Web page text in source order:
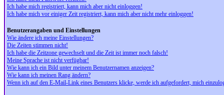
Ich habe mich registriert, kann mich aber nicht einloggen!
Ich habe mich vor einiger Zeit registriert, kann mich aber nicht mehr einloggen!
Benutzerangaben und Einstellungen
Wie ändere ich meine Einstellungen?
Die Zeiten stimmen nicht!
Ich habe die Zeitzone gewechselt und die Zeit ist immer noch falsch!
Meine Sprache ist nicht verfügbar!
Wie kann ich ein Bild unter meinem Benutzernamen anzeigen?
Wie kann ich meinen Rang ändern?
Wenn ich auf den E-Mail-Link eines Benutzers klicke, werde ich aufgefordert, mich